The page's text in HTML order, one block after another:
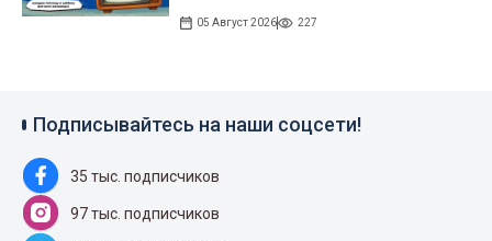
05 Август 2026 227
Подписывайтесь на наши соцсети!
35 тыс. подписчиков
97 тыс. подписчиков